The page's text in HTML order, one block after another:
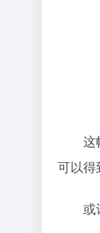
这幅
可以得
或许